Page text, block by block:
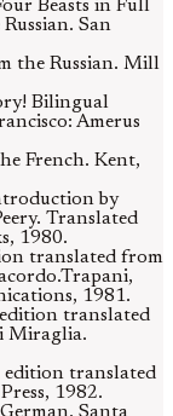
Beasts in Full
San
the Russian. Mill
Bilingual
Amerus
French. Kent,
by
Translated
1980.
translated from
1981.
translated
Miraglia.
edition translated
1982.